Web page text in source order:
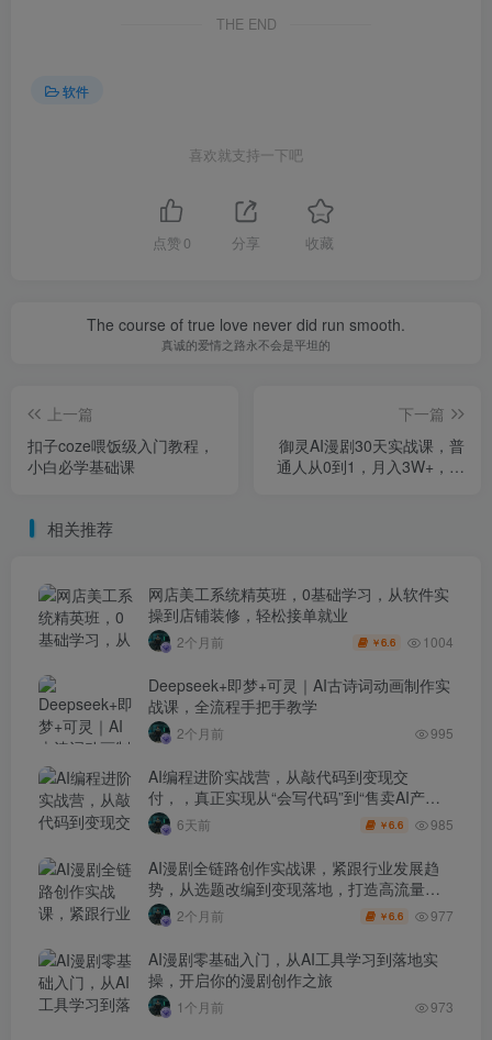
THE END
软件
喜欢就支持一下吧
点赞 0 分享 收藏
The course of true love never did run smooth.
真诚的爱情之路永不会是平坦的
上一篇
扣子coze喂饭级入门教程，
小白必学基础课
下一篇
御灵AI漫剧30天实战课，普
通人从0到1，月入3W+，别
相关推荐
网店美工系统精英班，0基础学习，从软件实
操到店铺装修，轻松接单就业
2个月前 ￥6.6 1004
Deepseek+即梦+可灵｜AI古诗词动画制作实
战课，全流程手把手教学
2个月前 995
AI编程进阶实战营，从敲代码到变现交
付，，真正实现从“会写代码”到“售卖AI产品
盈利”的跨越
6天前 ￥6.6 985
AI漫剧全链路创作实战课，紧跟行业发展趋
势，从选题改编到变现落地，打造高流量优
质作品2个月前 ￥6.6 977
AI漫剧零基础入门，从AI工具学习到落地实
操，开启你的漫剧创作之旅
1个月前 973